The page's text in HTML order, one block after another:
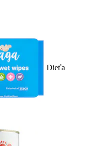
Dieťa